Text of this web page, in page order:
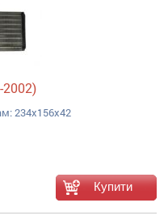
2002)
234x156x42